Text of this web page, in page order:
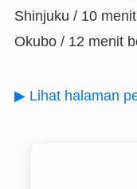
Shinjuku / 10
Okubo / 12 menit
▶ Lihat halaman